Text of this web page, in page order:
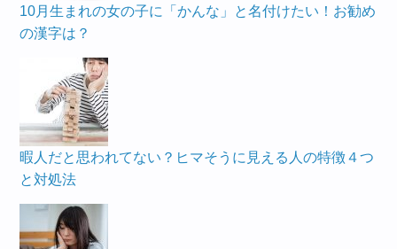
10月生まれの女の子に「かんな」と名付けたい！お勧め
の漢字は？
暇人だと思われてない？ヒマそうに見える人の特徴４つ
と対処法